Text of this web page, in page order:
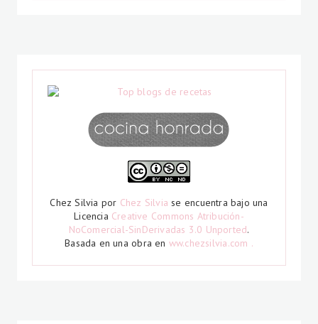
Chez Silvia por Chez Silvia se encuentra bajo una
Licencia Creative Commons Atribución-
NoComercial-SinDerivadas 3.0 Unported.
Basada en una obra en ww.chezsilvia.com .